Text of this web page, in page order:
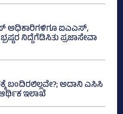
ಅಧಿಕಾರಿಗಳಿಗೂ ಐಎಎಸ್‌,
ನಿದ್ದೆಗೆಡಿಸಿತು ಪ್ರಜಾಸೇವಾ
ಬಂದಿರಲಿಲ್ಲವೇ?; ಅದಾನಿ ಎಸಿಸಿ
ಇಲಾಖೆ